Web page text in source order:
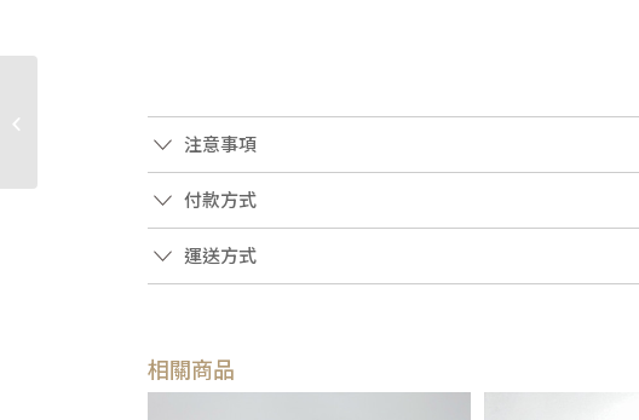
注意事項
付款方式
運送方式
相關商品
銀釦Homme Roller斜背
圓桶包1ATP0061(高雄...